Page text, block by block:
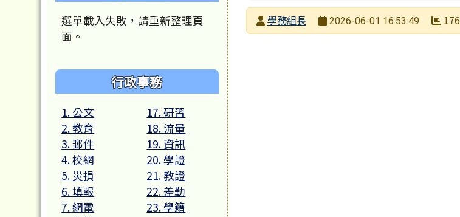
選單載入失敗，請重新整理頁
面。
行政事務
1. 公文
2. 教育
3. 郵件
4. 校網
5. 災損
6. 填報
7. 網電
17. 研習
18. 流量
19. 資訊
20. 學證
21. 教證
22. 差勤
23. 學籍
發布者學務組長
2026-06-01 16:53:49 176